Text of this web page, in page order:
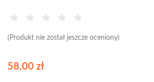
(Produkt nie został jeszcze oceniony)
58,00 zł